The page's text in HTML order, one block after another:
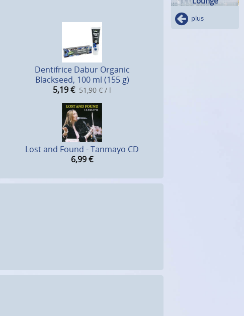
Dentifrice Dabur Organic
Blackseed, 100 ml (155 g)
5,19€ 51,90 € / l
Lost and Found - Tanmayo CD
6,99€
plus